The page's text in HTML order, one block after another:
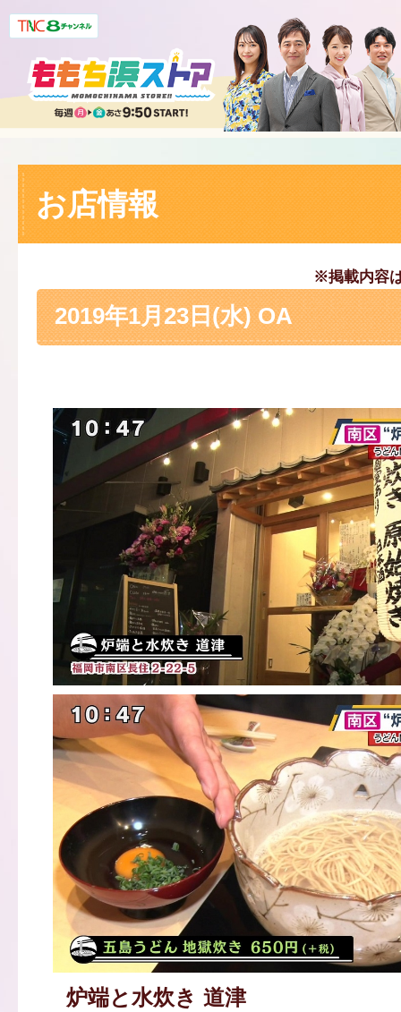
お店情報
※掲載内容
2019年1月23日(水) OA
炉端と水炊き 道津